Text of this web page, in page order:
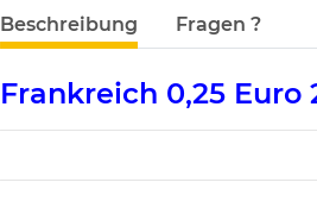
weitere Registerkarten anzeigen
Beschreibung Fragen ?
Frankreich 0,25 Euro